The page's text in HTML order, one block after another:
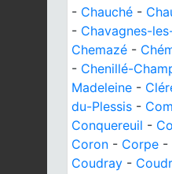
- Chauché -
- Chavagnes-
Chemazé -
- Chenillé-
Madeleine -
du-Plessis -
Conquereuil -
Coron - Corpe -
Coudray -